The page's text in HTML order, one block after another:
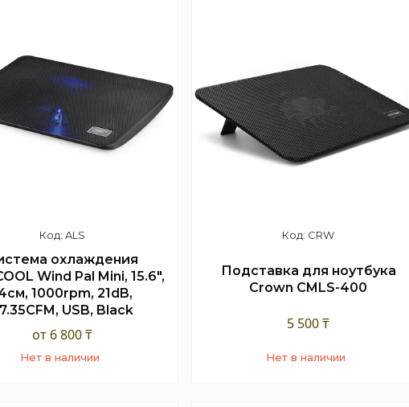
ALS
охлаждения
Wind Pal Mini, 15.6",
1000rpm, 21dB,
USB, Black
от 6 800 ₸
Нет в наличии
CRW
Подставка для ноутбука
Crown CMLS-400
5 500 ₸
Нет в наличии